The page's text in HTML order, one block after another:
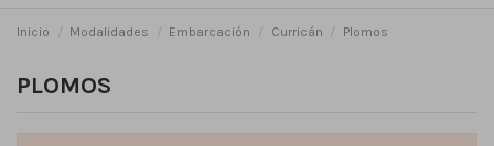
Inicio Modalidades Embarcación Curricán Plomos
PLOMOS